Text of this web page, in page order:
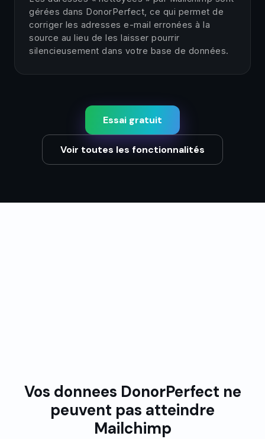
gérées dans DonorPerfect, ce qui permet de
corriger les adresses e-mail erronées à la
source au lieu de les laisser pourrir
silencieusement dans votre base de données.
Essai gratuit
Voir toutes les fonctionnalités
Vos donnees DonorPerfect ne
peuvent pas atteindre
Mailchimp